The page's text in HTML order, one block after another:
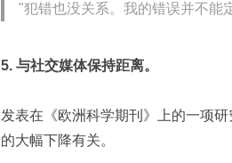
"犯错也没关系。我的错误并不能
5. 与社交媒体保持距离。
发表在《欧洲科学期刊》上的一项
的大幅下降有关。